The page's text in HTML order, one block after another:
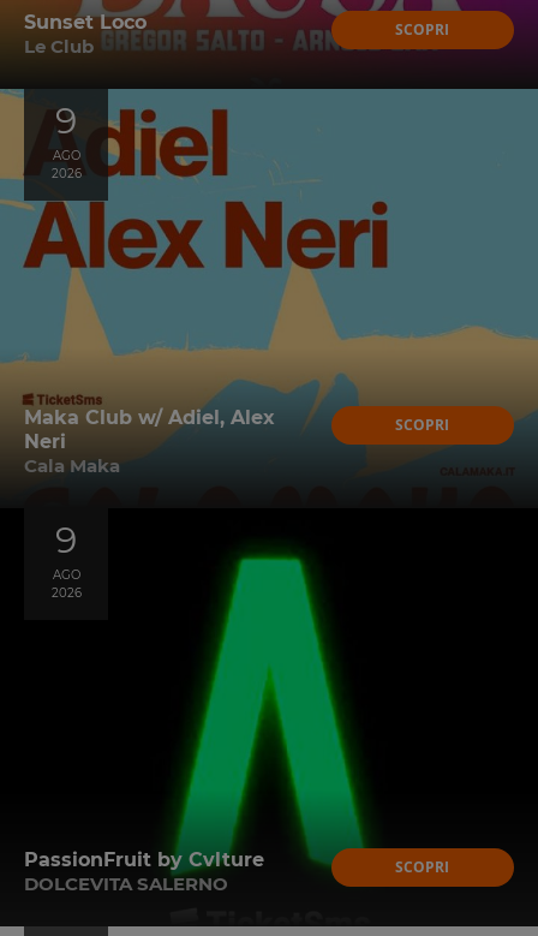
Sunset Loco
Le Club
SCOPRI
9
AGO
2026
Maka Club w/ Adiel, Alex
Neri
Cala Maka
SCOPRI
9
AGO
2026
PassionFruit by Cvlture
DOLCEVITA SALERNO
SCOPRI